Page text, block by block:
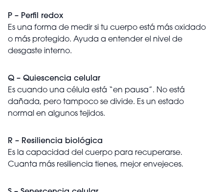
P – Perfil redox
Es una forma de medir si tu cuerpo está más oxidado
o más protegido. Ayuda a entender el nivel de
desgaste interno.
Q – Quiescencia celular
Es cuando una célula está “en pausa”. No está
dañada, pero tampoco se divide. Es un estado
normal en algunos tejidos.
R – Resiliencia biológica
Es la capacidad del cuerpo para recuperarse.
Cuanta más resiliencia tienes, mejor envejeces.